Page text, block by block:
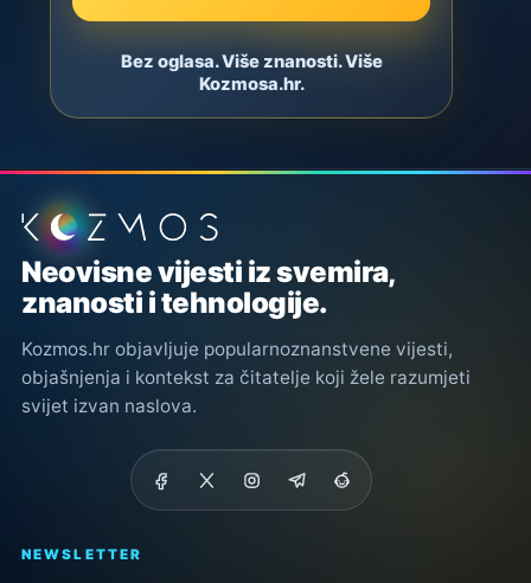
Bez oglasa. Više znanosti. Više
Kozmosa.hr.
Podnožje stranice
Neovisne vijesti iz svemira,
znanosti i tehnologije.
Kozmos.hr objavljuje popularnoznanstvene vijesti,
objašnjenja i kontekst za čitatelje koji žele razumjeti
svijet izvan naslova.
NEWSLETTER